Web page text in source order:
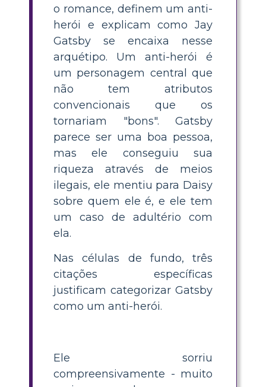
o romance, definem um anti-
herói e explicam como Jay
Gatsby se encaixa nesse
arquétipo. Um anti-herói é
um personagem central que
não tem atributos
convencionais que os
tornariam "bons". Gatsby
parece ser uma boa pessoa,
mas ele conseguiu sua
riqueza através de meios
ilegais, ele mentiu para Daisy
sobre quem ele é, e ele tem
um caso de adultério com
ela.
Nas células de fundo, três
citações específicas
justificam categorizar Gatsby
como um anti-herói.
Ele sorriu
compreensivamente - muito